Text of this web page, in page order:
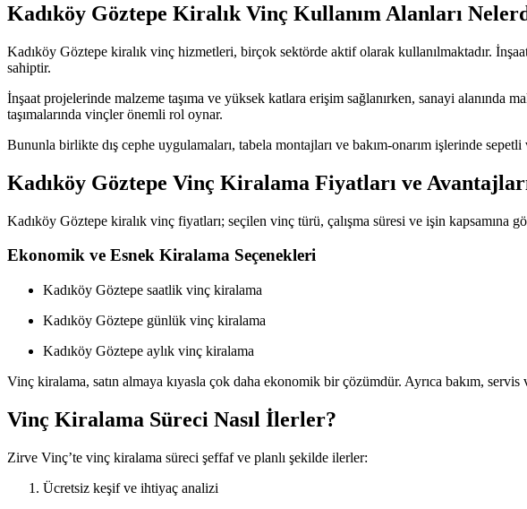
Kadıköy Göztepe Kiralık Vinç Kullanım Alanları
Kadıköy Göztepe kiralık vinç hizmetleri, birçok sektörde aktif olarak kullanılmaktadır.
sahiptir.
İnşaat projelerinde malzeme taşıma ve yüksek katlara erişim sağlanırken, sanayi
taşımalarında vinçler önemli rol oynar.
Bununla birlikte dış cephe uygulamaları, tabela montajları ve bakım-onarım işlerinde
Kadıköy Göztepe Vinç Kiralama Fiyatları ve
Kadıköy Göztepe kiralık vinç fiyatları; seçilen vinç türü, çalışma süresi ve işin
Ekonomik ve Esnek Kiralama Seçenekleri
Kadıköy Göztepe saatlik vinç kiralama
Kadıköy Göztepe günlük vinç kiralama
Kadıköy Göztepe aylık vinç kiralama
Vinç kiralama, satın almaya kıyasla çok daha ekonomik bir çözümdür. Ayrıca bakım,
Vinç Kiralama Süreci Nasıl İlerler?
Zirve Vinç’te vinç kiralama süreci şeffaf ve planlı şekilde ilerler:
Ücretsiz keşif ve ihtiyaç analizi